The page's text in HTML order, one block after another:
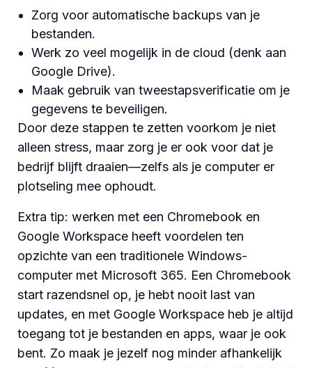
Zorg voor automatische backups van je
bestanden.
Werk zo veel mogelijk in de cloud (denk aan
Google Drive).
Maak gebruik van tweestapsverificatie om je
gegevens te beveiligen.
Door deze stappen te zetten voorkom je niet
alleen stress, maar zorg je er ook voor dat je
bedrijf blijft draaien—zelfs als je computer er
plotseling mee ophoudt.
Extra tip: werken met een Chromebook en
Google Workspace heeft voordelen ten
opzichte van een traditionele Windows-
computer met Microsoft 365. Een Chromebook
start razendsnel op, je hebt nooit last van
updates, en met Google Workspace heb je altijd
toegang tot je bestanden en apps, waar je ook
bent. Zo maak je jezelf nog minder afhankelijk